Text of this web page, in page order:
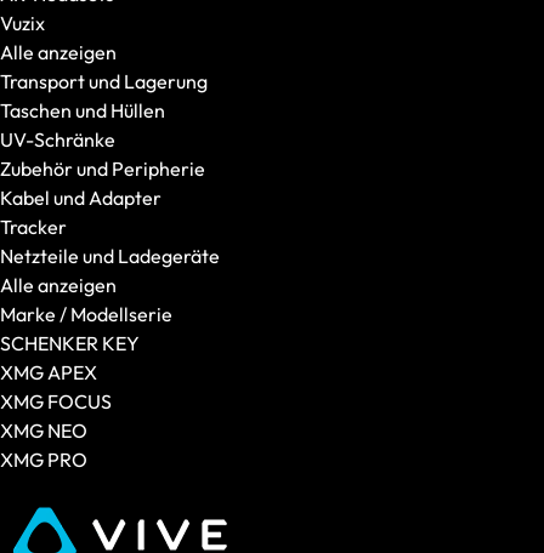
Vuzix
Alle anzeigen
Transport und Lagerung
Taschen und Hüllen
UV-Schränke
Zubehör und Peripherie
Kabel und Adapter
Tracker
Netzteile und Ladegeräte
Alle anzeigen
Marke / Modellserie
SCHENKER KEY
XMG APEX
XMG FOCUS
XMG NEO
XMG PRO
Monitore
XMG
Alle anzeigen
XMG APEX
XMG CORE
XMG EVO
XMG FOCUS
XMG FUSION
XMG NEO
XMG PRO
SCHENKER
Alle anzeigen
SCHENKER CONNECT
SCHENKER KEY
SCHENKER WORK
Displaygröße
15 Zoll